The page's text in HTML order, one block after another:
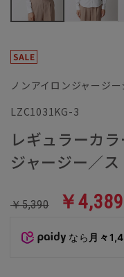
ノンアイロンジャージ
LZC1031KG-3
レギュラーカ
ジャージー／
￥5,390 ￥4,389
なら 月々